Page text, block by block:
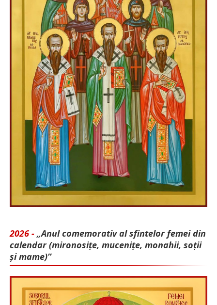
2026 - „Anul comemorativ al sfintelor femei din
calendar (mironosițe, mu­cenițe, monahii, soții
și mame)”